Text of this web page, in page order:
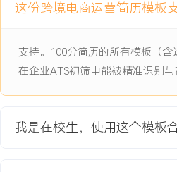
2.独立站搭建与基础运营：使用
3.社交媒体引流：从零开始运营项
标签调研并发布产品图文与制作过
项目业绩：
这份跨境电商运营简历模板
支持。100分简历的所有模板（
在企业ATS初筛中能被精准识别与
我是在校生，使用这个模板